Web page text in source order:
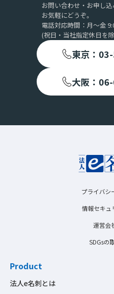
お問い合わせ・お申し込
お気軽にどうぞ。
電話対応時間：月〜金
(祝日・当社指定休日を
東京：
大阪：
プライバシ
情報セキュ
運営会
SDGsの
Product
法人e名刺とは